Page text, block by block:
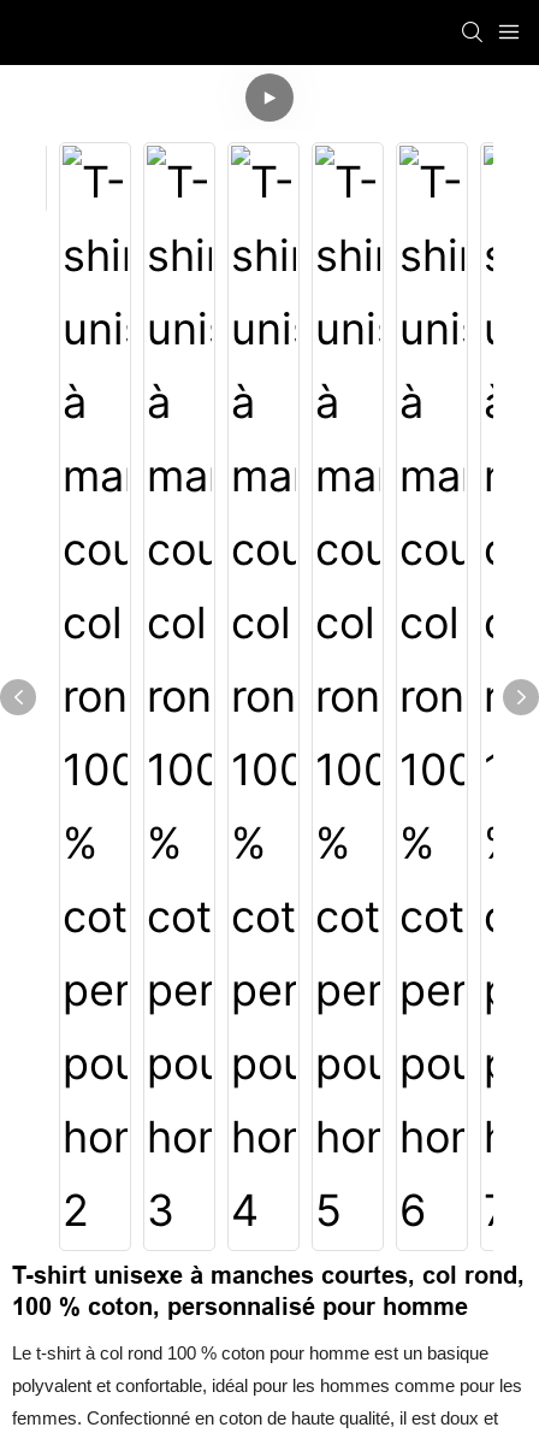
T-shirt unisexe à manches courtes, col rond,
100 % coton, personnalisé pour homme
Le t-shirt à col rond 100 % coton pour homme est un basique
polyvalent et confortable, idéal pour les hommes comme pour les
femmes. Confectionné en coton de haute qualité, il est doux et